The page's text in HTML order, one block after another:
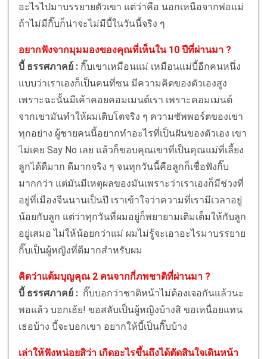
อะไรไปมาบรรยายตัวเขา แต่ว่าคือ นอกเหนือจากพ่อแม่
ถ้าไม่มีกิ๊บก็น่าจะไม่มีบี้ในวันนี้จริง ๆ
อยากฟังจากมุมมองของคุณที่เห็นใน 10 ปีที่ผ่านมา ?
บี้ ธรรศภาคย์ : กิ๊บเขาเหมือนแม่ เหมือนแม่บี้อีกคนหนึ่ง
แบบว่าเราเองก็เป็นคนที่ซน มีความคิดของตัวเองสูง
เพราะฉะนั้นมีเค้าคอยคอมเมนต์เรา เพราะคอมเมนต์
จากเขามันทำให้ผมเติบโตจริง ๆ ความซัพพอร์ตของเขา
ทุกอย่าง ผู้ชายคนนี้อยากทำอะไรที่เป็นฝันของตัวเอง เขา
ไม่เคย Say No เลย แล้วก็ขอบคุณเขาที่เป็นคุณแม่ที่เลี้ยง
ลูกได้ดีมาก ดีมากจริง ๆ จนทุกวันนี้คือลูกก็เชื่อฟังกิ๊บ
มากกว่า แต่มันมีเหตุผลของมันเพราะว่าเราเองก็มีช่วงที่
อยู่ที่เมืองจีนนานเป็นปี เราเข้าใจว่าความที่เรามีเวลาอยู่
น้อยกับลูก แต่ว่าทุกวันที่ผมอยู่ก็พยายามเติมเต็มให้กับลูก
อยู่เสมอ ไม่ให้น้อยกว่าแม่ ผมไม่รู้จะเอาอะไรมาบรรยาย
กิ๊บเป็นผู้หญิงที่ดีมากสำหรับผม
คิดว่าแต้มบุญคุณ 2 คนจากกี่ภพชาติที่ผ่านมา ?
บี้ ธรรศภาคย์ : กิ๊บบอกว่าชาติหน้าไม่ต้องเจอกันแล้วนะ
พอแล้ว บอกเฮ้ย! ขอสลับเป็นผู้หญิงบ้างสิ ขอเหนื่อยแทน
เธอบ้าง บี้จะบอกเขา อยากให้บี้เป็นกิ๊บบ้าง
เล่าให้ฟังหน่อยสิว่า เกิดอะไรขึ้นถึงได้ตัดสินใจเดินหน้า